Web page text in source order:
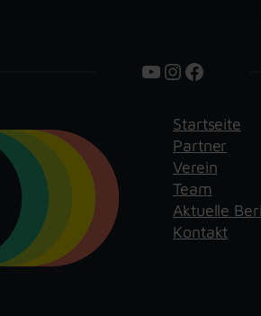
YouTube
Instagram
Startseite
Partner
Verein
Team
Aktuelle
Kontakt